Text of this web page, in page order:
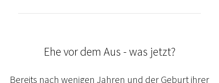
Ehe vor dem Aus - was jetzt?
Bereits nach wenigen Jahren und der Geburt ihrer